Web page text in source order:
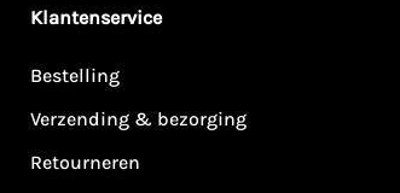
Klantenservice
Bestelling
Verzending & bezorging
Retourneren